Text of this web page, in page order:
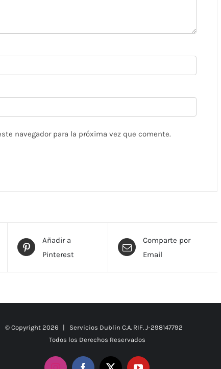
navegador para la próxima vez que comente.
Añadir a
Pinterest
Comparte por
Email
© Copyright 2026 | Servicios Dublin C.A. RIF. J-298147792
Todos los Derechos Reservados